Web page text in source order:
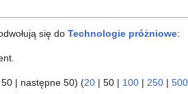
się do Technologie próżniowe:
| następne 50) (20 | 50 | 100 | 250 | 500